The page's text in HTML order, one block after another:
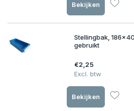
Bekijken
Stellingbak,
gebruikt
€2,25
Excl. btw
Bekijken